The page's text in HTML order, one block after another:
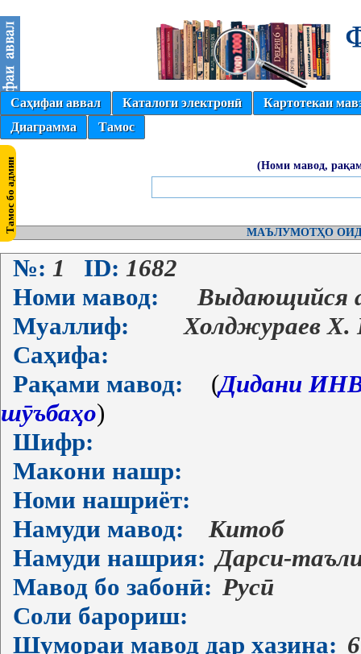
Саҳифаи аввал Каталоги электронӣ
Картотекаи
Диаграмма
Тамос
(Номи мавод,
МАЪЛУМОТҲО
№: 1 ID: 1682
Номи мавод:
Выдающийся
Муаллиф:
Холджураев
Саҳифа:
Рақами мавод:
(Дидани
шӯъбаҳо)
Шифр:
Макони нашр:
Номи нашриёт:
Намуди мавод:
Китоб
Намуди нашрия: Дарси-
Мавод бо забонӣ: Русӣ
Соли барориш:
Шумораи мавод дар хазина: 6